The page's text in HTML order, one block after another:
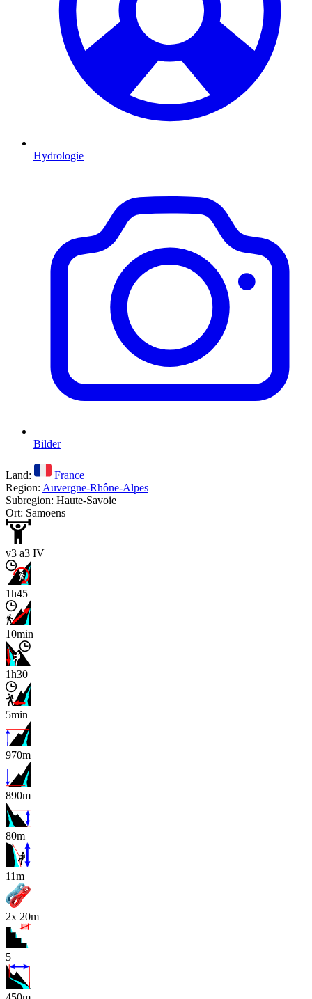
Hydrologie
Bilder
Land:
France
Region: Auvergne-Rhône-Alpes
Subregion: Haute-Savoie
Ort: Samoens
v3 a3 IV
1h45
10min
1h30
5min
970m
890m
80m
x
11m
2x 20m
5